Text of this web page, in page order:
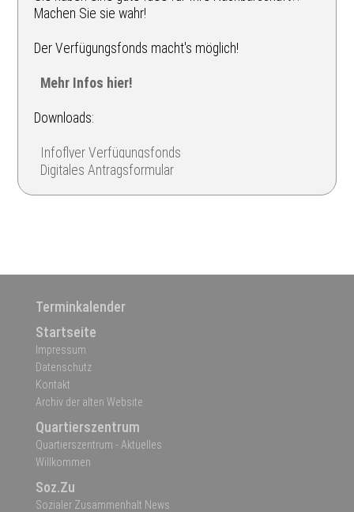
Machen Sie sie wahr!
Der Verfügungsfonds macht's möglich!
Mehr Infos hier!
Downloads:
Infoflyer Verfügungsfonds
Digitales Antragsformular
Terminkalender
Startseite
Impressum
Datenschutz
Kontakt
Archiv der alten Website
Quartierszentrum
Quartierszentrum - Aktuelles
Willkommen
Soz.Zu
Sozialer Zusammenhalt News